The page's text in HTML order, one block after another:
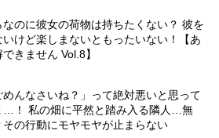
なのに彼女の荷物は持ちたくない？ 彼を
いけど楽しまないともったいない！【あ
きません Vol.8】
めんなさいね？」って絶対悪いと思って
…！ 私の畑に平然と踏み入る隣人…無
その行動にモヤモヤが止まらない